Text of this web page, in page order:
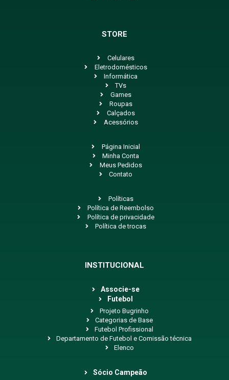
STORE
Celulares
Eletrodomésticos
Informática
TVs
Games
Roupas
Calçados
Acessórios
Página Inicial
Minha Conta
Meus Pedidos
Contato
Políticas
Política de Reembolso
Política de privacidade
Política de trocas
INSTITUCIONAL
Associe-se
Futebol
Projeto Bugrinho
Categorias de Base
Futebol Profissional
Departamento de Futebol e Comissão técnica
Elenco
Sócio Campeão